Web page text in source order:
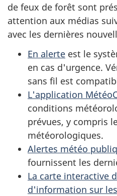
de feux de forêt sont
attention aux médias
avec les dernières
En alerte est le
en cas d'urgence.
sans fil est
L'application
conditions
prévues, y compris
météorologiques.
Alertes météo
fournissent les
La carte interactive
d'information sur